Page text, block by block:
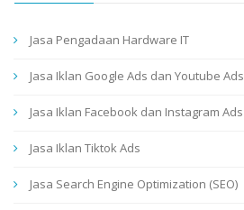
Jasa Pengadaan Hardware IT
Jasa Iklan Google Ads dan Youtube Ads
Jasa Iklan Facebook dan Instagram Ads
Jasa Iklan Tiktok Ads
Jasa Search Engine Optimization (SEO)